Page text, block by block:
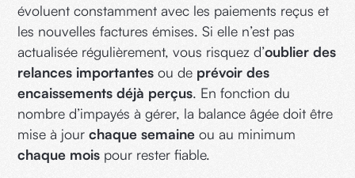
évoluent constamment avec les paiements reçus et
les nouvelles factures émises. Si elle n’est pas
actualisée régulièrement, vous risquez d’oublier des
relances importantes ou de prévoir des
encaissements déjà perçus. En fonction du
nombre d’impayés à gérer, la balance âgée doit être
mise à jourchaque semaine ou au minimum
chaque mois pour rester fiable.